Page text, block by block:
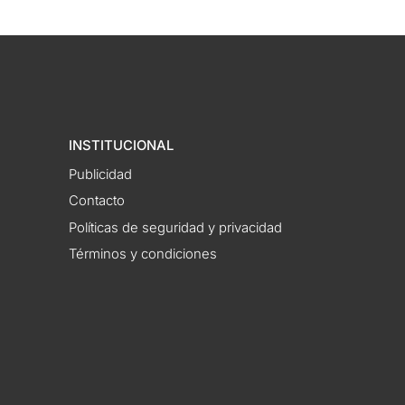
INSTITUCIONAL
Publicidad
Contacto
Políticas de seguridad y privacidad
Términos y condiciones